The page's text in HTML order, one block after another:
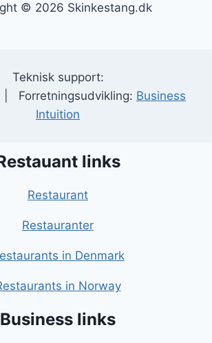
© 2026 Skinkestang.dk
Teknisk support:
| Forretningsudvikling: Business
Intuition
links
Restaurant
Restauranter
in Denmark
in Norway
Business links